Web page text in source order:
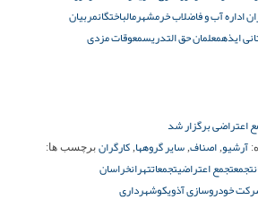
اداره آب و فاضلاب خرمشهرمالباختگانمربیان
ایذهمعلمان حق التدریسمعوقات مزدی
آرشیو, اصناف, سایر گروهها, کارگران برچسب ها:
تجمعتجمع اعتراضیتجمعاتتهرانخراسان
خودروسازی آذویکوشهرداری